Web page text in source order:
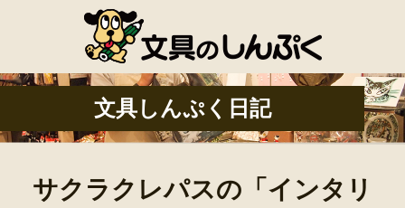
文具しんぷく日記
サクラクレパスの「インタリ